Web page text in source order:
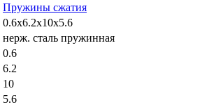
Пружины сжатия
0.6x6.2x10x5.6
нерж. сталь пружинная
0.6
6.2
10
5.6